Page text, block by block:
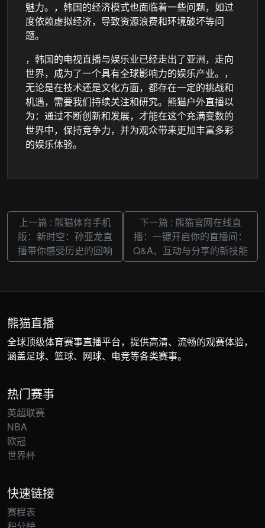
魅力。，韩国的经济模式也面临着一些问题，如过
度依赖虚拟经济，导致资源浪费和环境破坏等问
题。
，韩国的电视直播与娱乐业已经走出了亚洲，走向
世界，成为了一个具有全球影响力的娱乐产业。，
无论是在技术还是文化方面，都存在一定的挑战和
机遇，需要我们持续关注和研究。熊猫户外直播以
为：通过不断创新和发展，才能在这个充满变数的
世界中，保持竞争力，并为观众带来更加丰富多彩
的娱乐体验。
上一篇 : 熊猫体育手机
版：新时空：孙亚龙直
播带你感受历史的回响
下一篇 : 熊猫官网在线直
播：一键开启你的直播间：
Q&A、互动与分享的新技能
熊猫直播
全球顶级体育赛事直播平台，提供高清、流畅的观赛体验，
涵盖足球、篮球、网球、电竞等各类赛事。
热门赛事
英超联赛
NBA
欧冠
世界杯
快速链接
赛程表